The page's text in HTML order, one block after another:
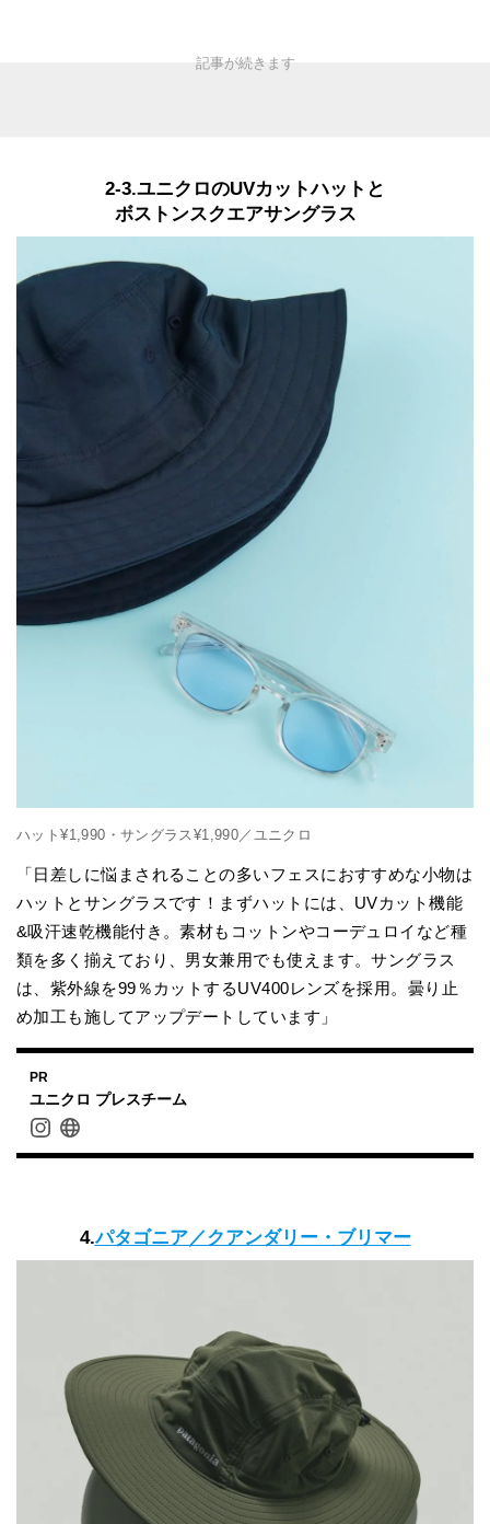
2-3.ユニクロのUVカットハットと
ボストンスクエアサングラス
ハット¥1,990・サングラス¥1,990／ユニクロ
「日差しに悩まされることの多いフェスにおすすめな小物は
ハットとサングラスです！まずハットには、UVカット機能
&吸汗速乾機能付き。素材もコットンやコーデュロイなど種
類を多く揃えており、男女兼用でも使えます。サングラス
は、紫外線を99％カットするUV400レンズを採用。曇り止
め加工も施してアップデートしています」
PR
ユニクロ プレスチーム
4.パタゴニア／クアンダリー・ブリマー